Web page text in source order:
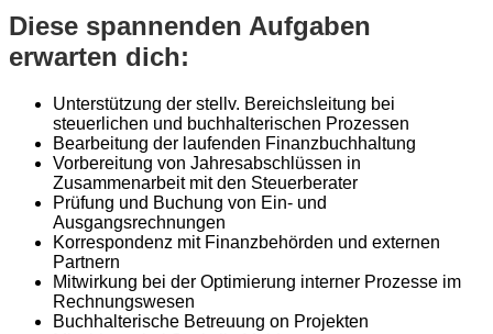
Diese spannenden Aufgaben
erwarten dich:
Unterstützung der stellv. Bereichsleitung bei
steuerlichen und buchhalterischen Prozessen
Bearbeitung der laufenden Finanzbuchhaltung
Vorbereitung von Jahresabschlüssen in
Zusammenarbeit mit den Steuerberater
Prüfung und Buchung von Ein- und
Ausgangsrechnungen
Korrespondenz mit Finanzbehörden und externen
Partnern
Mitwirkung bei der Optimierung interner Prozesse im
Rechnungswesen
Buchhalterische Betreuung on Projekten